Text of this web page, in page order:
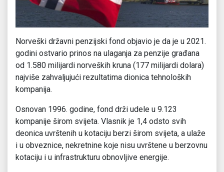
Norveški državni penzijski fond objavio je da je u 2021.
godini ostvario prinos na ulaganja za penzije građana
od 1.580 milijardi norveških kruna (177 milijardi dolara)
najviše zahvaljujući rezultatima dionica tehnoloških
kompanija.
Osnovan 1996. godine, fond drži udele u 9.123
kompanije širom svijeta. Vlasnik je 1,4 odsto svih
deonica uvrštenih u kotaciju berzi širom svijeta, a ulaže
i u obveznice, nekretnine koje nisu uvrštene u berzovnu
kotaciju i u infrastrukturu obnovljive energije.